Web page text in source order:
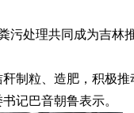
污处理共同成为吉林
秆制粒、造肥，积极推
记巴音朝鲁表示。